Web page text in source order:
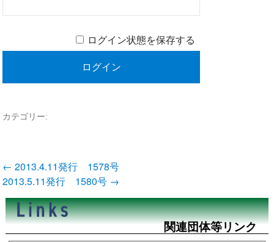
ログイン状態を保存する
カテゴリー:
投
稿
ナ
ビ
ゲ
ー
シ
← 2013.4.11発行 1578号
2013.5.11発行 1580号 →
関連団体等リンク